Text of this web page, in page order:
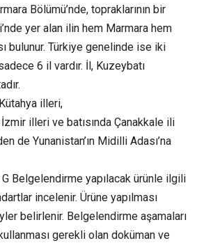
Bölümü’nde, topraklarının bir
yer alan ilin hem Marmara hem
bulunur. Türkiye genelinde ise iki
6 il vardır. İl, Kuzeybatı
illeri,
illeri ve batısında Çanakkale ili
de Yunanistan’ın Midilli Adası’na
G Belgelendirme yapılacak ürünle ilgili
incelenir. Ürüne yapılması
belirlenir. Belgelendirme aşamaları
gerekli olan doküman ve